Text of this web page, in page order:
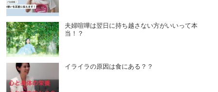
夫婦喧嘩は翌日に持ち越さない方がいいって本
当！？
イライラの原因は食にある？？